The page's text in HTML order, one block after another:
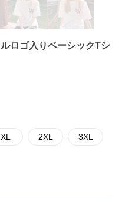
ロゴ入りベーシックTシ
XL 2XL 3XL